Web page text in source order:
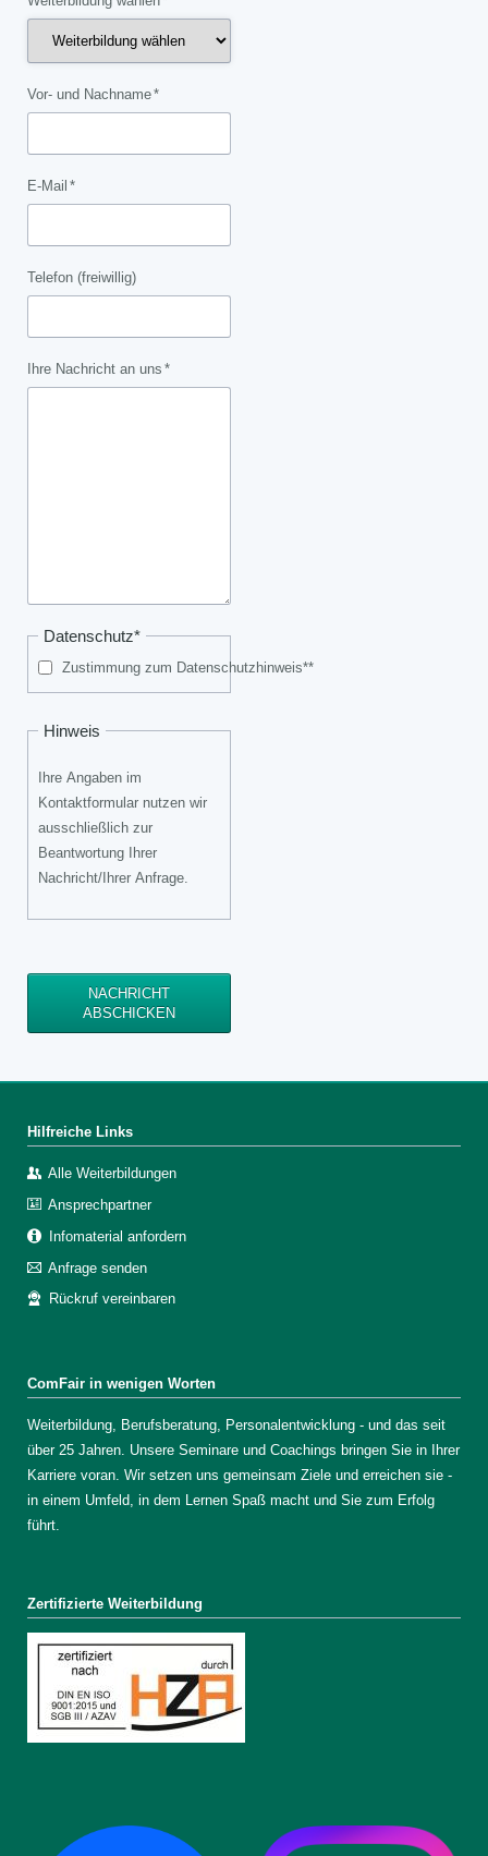
Pflichtfeld
Vor- und Nachname*
Pflichtfeld
E-Mail *
Telefon (freiwillig)
Pflichtfeld
Ihre Nachricht an uns *
Pflichtfeld
Datenschutz*
Zustimmung zum Datenschutzhinweis**
Hinweis
Ihre Angaben im
Kontaktformular nutzen wir
ausschließlich zur
Beantwortung Ihrer
Nachricht/Ihrer Anfrage.
NACHRICHT
ABSCHICKEN
Hilfreiche Links
Alle Weiterbildungen
Ansprechpartner
Infomaterial anfordern
Anfrage senden
Rückruf vereinbaren
ComFair in wenigen Worten
Weiterbildung, Berufsberatung, Personalentwicklung - und das seit
über 25 Jahren. Unsere Seminare und Coachings bringen Sie in Ihrer
Karriere voran. Wir setzen uns gemeinsam Ziele und erreichen sie -
in einem Umfeld, in dem Lernen Spaß macht und Sie zum Erfolg
führt.
Zertifizierte Weiterbildung